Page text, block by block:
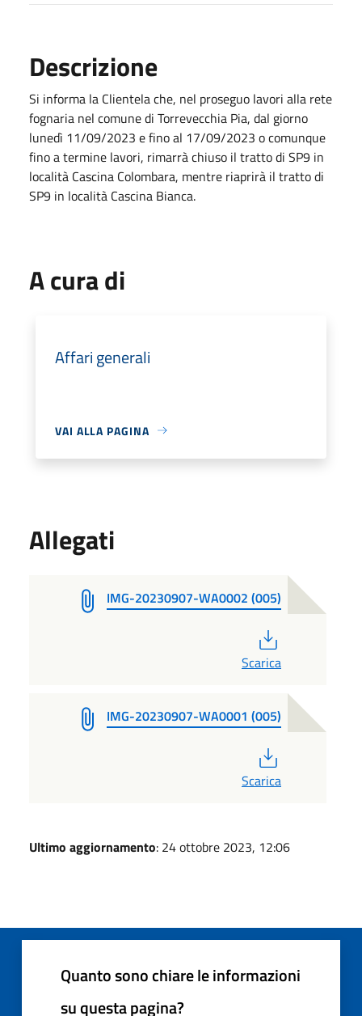
Descrizione
Si informa la Clientela che, nel proseguo lavori alla rete
fognaria nel comune di Torrevecchia Pia, dal giorno
lunedì 11/09/2023 e fino al 17/09/2023 o comunque
fino a termine lavori, rimarrà chiuso il tratto di SP9 in
località Cascina Colombara, mentre riaprirà il tratto di
SP9 in località Cascina Bianca.
A cura di
Affari generali
VAI ALLA PAGINA
Allegati
IMG-20230907-WA0002 (005)
Scarica
IMG-20230907-WA0001 (005)
Scarica
Ultimo aggiornamento: 24 ottobre 2023, 12:06
Quanto sono chiare le informazioni
su questa pagina?